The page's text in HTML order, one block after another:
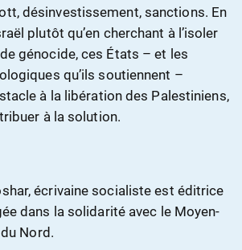
désinvestissement, sanctions. En
plutôt qu’en cherchant à l’isoler
génocide, ces États – et les
qu’ils soutiennent –
à la libération des Palestiniens,
à la solution.
écrivaine socialiste est éditrice
dans la solidarité avec le Moyen-
Nord.